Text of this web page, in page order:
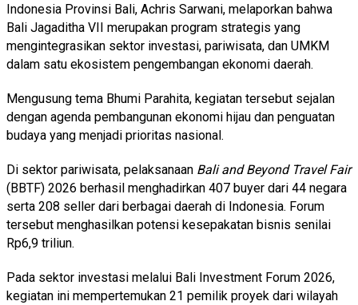
Indonesia Provinsi Bali, Achris Sarwani, melaporkan bahwa
Bali Jagaditha VII merupakan program strategis yang
mengintegrasikan sektor investasi, pariwisata, dan UMKM
dalam satu ekosistem pengembangan ekonomi daerah.
Mengusung tema Bhumi Parahita, kegiatan tersebut sejalan
dengan agenda pembangunan ekonomi hijau dan penguatan
budaya yang menjadi prioritas nasional.
Di sektor pariwisata, pelaksanaan Bali and Beyond Travel Fair
(BBTF) 2026 berhasil menghadirkan 407 buyer dari 44 negara
serta 208 seller dari berbagai daerah di Indonesia. Forum
tersebut menghasilkan potensi kesepakatan bisnis senilai
Rp6,9 triliun.
Pada sektor investasi melalui Bali Investment Forum 2026,
kegiatan ini mempertemukan 21 pemilik proyek dari wilayah